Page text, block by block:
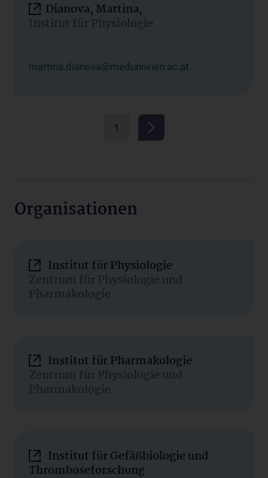
Dianova, Martina,
Institut für Physiologie
martina.dianova@meduniwien.ac.at
1
Organisationen
Institut für Physiologie
Zentrum für Physiologie und
Pharmakologie
Institut für Pharmakologie
Zentrum für Physiologie und
Pharmakologie
Institut für Gefäßbiologie und
Thromboseforschung